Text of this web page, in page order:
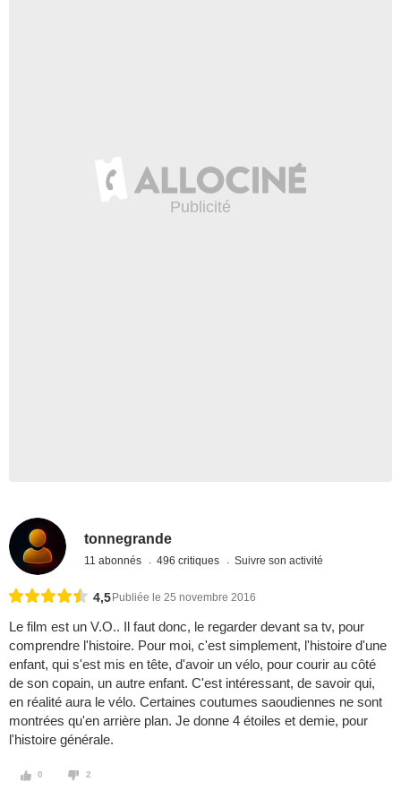
tonnegrande
11 abonnés 496 critiques Suivre son activité
4,5 Publiée le 25 novembre 2016
Le film est un V.O.. Il faut donc, le regarder devant sa tv, pour
comprendre l'histoire. Pour moi, c'est simplement, l'histoire d'une
enfant, qui s'est mis en tête, d'avoir un vélo, pour courir au côté
de son copain, un autre enfant. C'est intéressant, de savoir qui,
en réalité aura le vélo. Certaines coutumes saoudiennes ne sont
montrées qu'en arrière plan. Je donne 4 étoiles et demie, pour
l'histoire générale.
0 2